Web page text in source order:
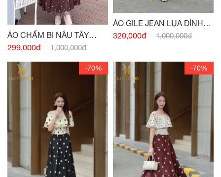
ÁO CHẤM BI NÂU TÂY
CHUN EO
299,000đ 1,000,000đ
ÁO GILE JEAN LỤA ĐÍNH
CÚC
320,000đ 1,000,000đ
-70% -70%